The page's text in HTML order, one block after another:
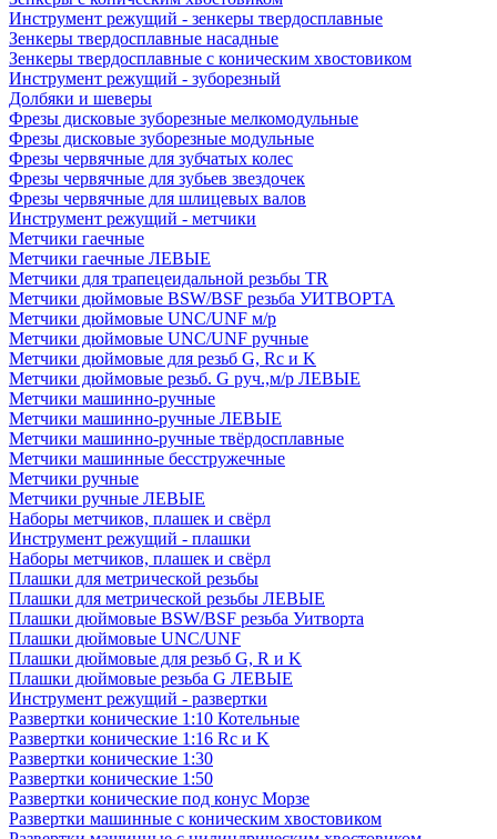
Инструмент режущий - зенкеры твердосплавные
Зенкеры твердосплавные насадные
Зенкеры твердосплавные с коническим хвостовиком
Инструмент режущий - зуборезный
Долбяки и шеверы
Фрезы дисковые зуборезные мелкомодульные
Фрезы дисковые зуборезные модульные
Фрезы червячные для зубчатых колес
Фрезы червячные для зубьев звездочек
Фрезы червячные для шлицевых валов
Инструмент режущий - метчики
Метчики гаечные
Метчики гаечные ЛЕВЫЕ
Метчики для трапецеидальной резьбы TR
Метчики дюймовые BSW/BSF резьба УИТВОРТА
Метчики дюймовые UNC/UNF м/р
Метчики дюймовые UNC/UNF ручные
Метчики дюймовые для резьб G, Rc и K
Метчики дюймовые резьб. G руч.,м/р ЛЕВЫЕ
Метчики машинно-ручные
Метчики машинно-ручные ЛЕВЫЕ
Метчики машинно-ручные твёрдосплавные
Метчики машинные бесстружечные
Метчики ручные
Метчики ручные ЛЕВЫЕ
Наборы метчиков, плашек и свёрл
Инструмент режущий - плашки
Наборы метчиков, плашек и свёрл
Плашки для метрической резьбы
Плашки для метрической резьбы ЛЕВЫЕ
Плашки дюймовые BSW/BSF резьба Уитворта
Плашки дюймовые UNC/UNF
Плашки дюймовые для резьб G, R и K
Плашки дюймовые резьба G ЛЕВЫЕ
Инструмент режущий - развертки
Развертки конические 1:10 Котельные
Развертки конические 1:16 Rc и K
Развертки конические 1:30
Развертки конические 1:50
Развертки конические под конус Морзе
Развертки машинные с коническим хвостовиком